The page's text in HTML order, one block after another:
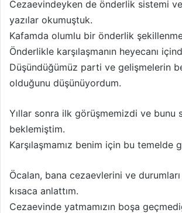
Cezaevindeyken de önderlik sistemi
yazılar okumuştuk.
Kafamda olumlu bir önderlik
Önderlikle karşılaşmanın heyecanı
Düşündüğümüz parti ve gelişmelerin
olduğunu düşünüyordum.
Yıllar sonra ilk görüşmemizdi ve bunu
beklemiştim.
Karşılaşmamız benim için bu temelde
Öcalan, bana cezaevlerini ve
kısaca anlattım.
Cezaevinde yatmamızın boşa